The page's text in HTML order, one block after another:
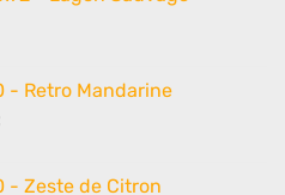
:
- Retro Mandarine
- Zeste de Citron